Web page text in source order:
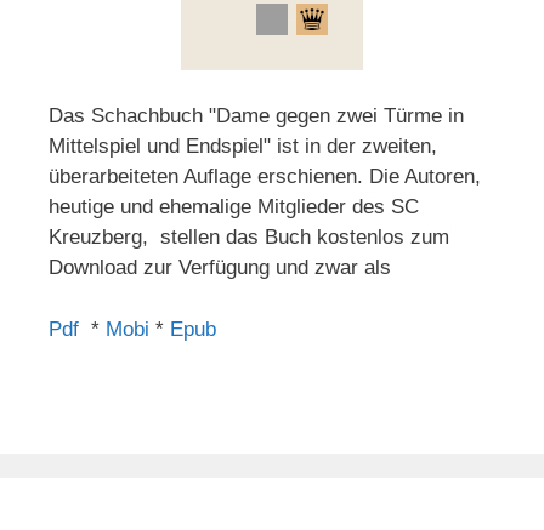
Das Schachbuch "Dame gegen zwei Türme in
Mittelspiel und Endspiel" ist in der zweiten,
überarbeiteten Auflage erschienen. Die Autoren,
heutige und ehemalige Mitglieder des SC
Kreuzberg, stellen das Buch kostenlos zum
Download zur Verfügung und zwar als
Pdf * Mobi * Epub